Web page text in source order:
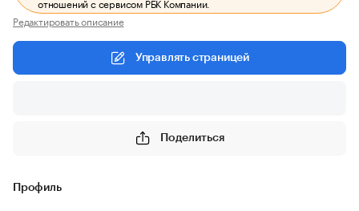
Редактировать описание
Управлять страницей
Поделиться
Профиль